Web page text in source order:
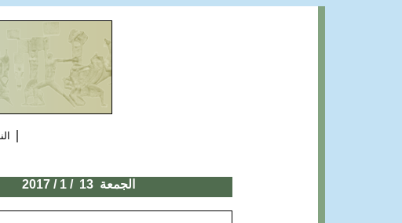
|
الجمعة 13
/ 1 / 2017